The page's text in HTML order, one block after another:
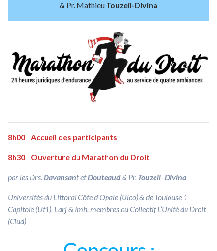
& Pr. Mathieu Touzeil-Divina
8h00 Accueil des participants
8h30 Ouverture du Marathon du Droit
par les Drs. DavansantetDouteaud& Pr. Touzeil–Divina
Universités du Littoral Côte d’Opale (Ulco) & de Toulouse 1
Capitole (Ut1), Larj & Imh, membres du Collectif L’Unité du Droit
(Clud)